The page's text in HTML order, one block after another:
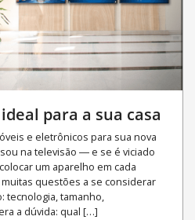
para a sua casa
e eletrônicos para sua nova
na televisão ― e se é viciado
um aparelho em cada
questões a se considerar
tecnologia, tamanho,
a dúvida: qual […]